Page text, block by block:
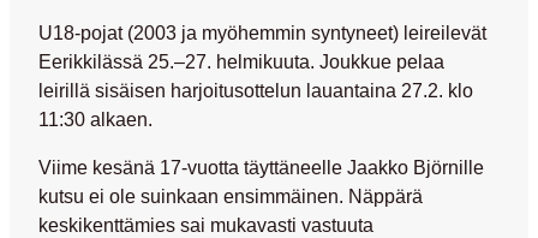
U18-pojat (2003 ja myöhemmin syntyneet) leireilevät
Eerikkilässä 25.–27. helmikuuta. Joukkue pelaa
leirillä sisäisen harjoitusottelun lauantaina 27.2. klo
11:30 alkaen.
Viime kesänä 17-vuotta täyttäneelle Jaakko Björnille
kutsu ei ole suinkaan ensimmäinen. Näppärä
keskikenttämies sai mukavasti vastuuta